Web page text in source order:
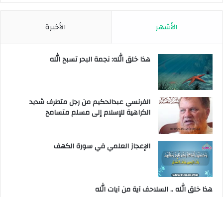
الأشهر الأخيرة
هذا خلق الله: نجمة البحر تسبح الله
الفرنسي عبدالحكيم من رجل متطرف شديد
الكراهية للإسلام إلى مسلم متسامح
الإعجاز العلمي في سورة الكهف
هذا خلق الله .. السلاحف آية من آيات الله